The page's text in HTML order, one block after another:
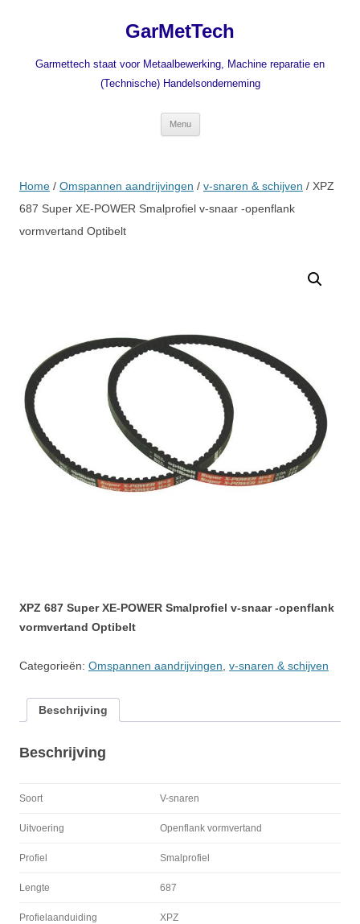
GarMetTech
Garmettech staat voor Metaalbewerking, Machine reparatie en
(Technische) Handelsonderneming
Menu
Home / Omspannen aandrijvingen / v-snaren & schijven / XPZ
687 Super XE-POWER Smalprofiel v-snaar -openflank
vormvertand Optibelt
XPZ 687 Super XE-POWER Smalprofiel v-snaar -openflank
vormvertand Optibelt
Categorieën: Omspannen aandrijvingen v-snaren & schijven
Beschrijving
Beschrijving
Soort V-snaren
Uitvoering Openflank vormvertand
Profiel Smalprofiel
Lengte 687
Profielaanduiding XPZ